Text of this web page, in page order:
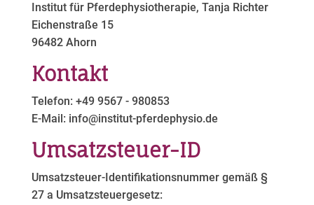
Institut für Pferdephysiotherapie, Tanja Richter
Eichenstraße 15
96482 Ahorn
Kontakt
Telefon: +49 9567 - 980853
E-Mail: info@institut-pferdephysio.de
Umsatzsteuer-ID
Umsatzsteuer-Identifikationsnummer gemäß §
27 a Umsatzsteuergesetz: